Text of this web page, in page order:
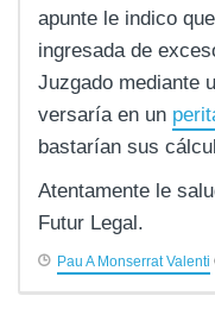
apunte le indico
ingresada de
Juzgado mediante
versaría en un
bastarían sus
Atentamente le
Futur Legal.
Pau A Monserrat Valenti